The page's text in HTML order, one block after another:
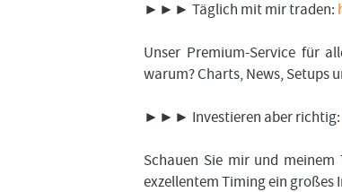
►►► Täglich mit mir traden:
Unser Premium-Service für
warum? Charts, News, Setups
►►► Investieren aber richtig:
Schauen Sie mir und
exzellentem Timing ein